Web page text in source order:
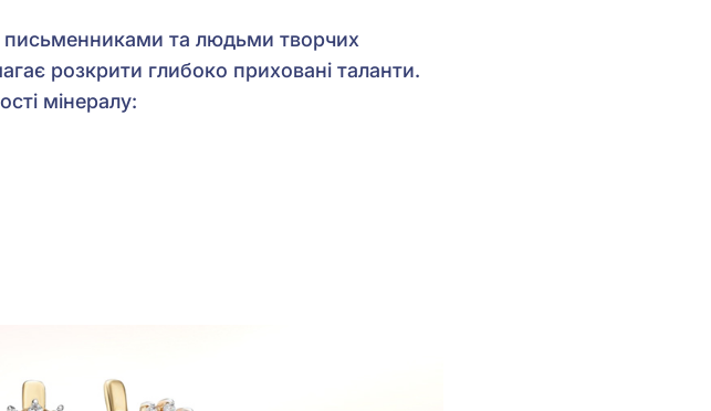
письменниками та людьми творчих
розкрити глибоко приховані таланти.
мінералу: